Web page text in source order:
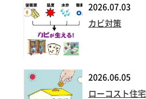
2026.07.03
カビ対策
2026.06.05
ローコスト住宅